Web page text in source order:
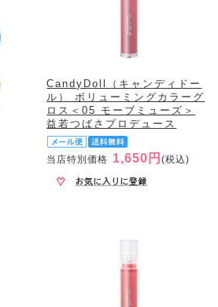
CandyDoll（キャンディドー
ル） ボリューミングカラーグ
ロス＜05 モーブミューズ＞
益若つばさプロデュース
当店特別価格 1,650円(税込)